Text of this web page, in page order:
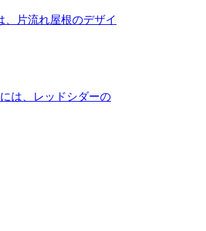
片流れ屋根のデザイ
は、レッドシダーの